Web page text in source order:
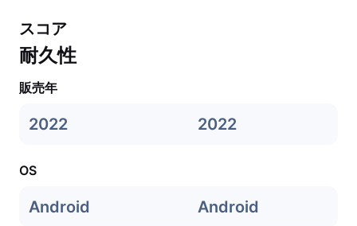
スコア
耐久性
販売年
2022 2022
OS
Android Android